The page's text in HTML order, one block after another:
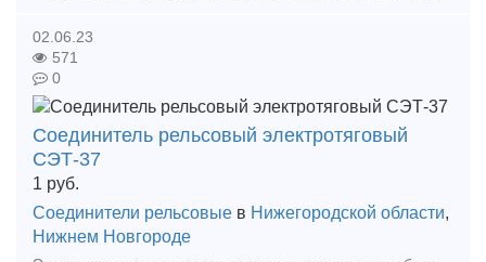
02.06.23
571
0
Соединитель рельсовый электротяговый
СЭТ-37
1 руб.
Соединители рельсовые в Нижегородской области,
Нижнем Новгороде